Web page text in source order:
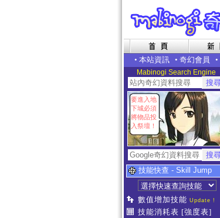
• 本站資訊 • 奇幻會員 •
Mabinogi Search Engine
要進入地
下城必須
將物品投
入祭壇！
技能快查 - Skill Jump
數值增加技能 Update !
技能消耗表 [強度表]